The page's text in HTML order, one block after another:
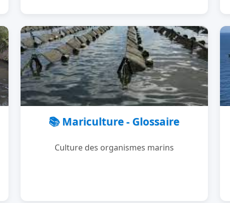
📚 Mariculture - Glossaire
Culture des organismes marins